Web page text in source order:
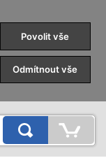
Povolit vše
Odmítnout vše